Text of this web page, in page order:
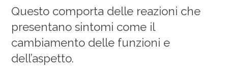
Questo comporta delle reazioni che
presentano sintomi come il
cambiamento delle funzioni e
dell’aspetto.